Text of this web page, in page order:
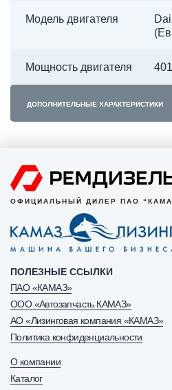
Модель двигателя
Мощность двигателя 401
ДОПОЛНИТЕЛЬНЫЕ ХАРАКТЕРИСТИКИ
ОФИЦИАЛЬНЫЙ ДИЛЕР ПАО
ПОЛЕЗНЫЕ ССЫЛКИ
ПАО «КАМАЗ»
ООО «Автозапчасть КАМАЗ»
АО «Лизинговая компания «КАМАЗ»
Политика конфиденциальности
О компании
Каталог